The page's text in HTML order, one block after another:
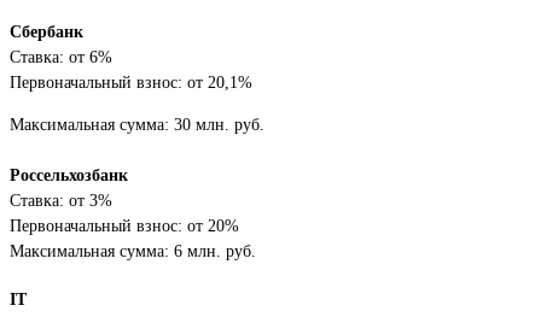
Сбербанк
Ставка: от 6%
Первоначальный взнос: от 20,1%
Максимальная сумма: 30 млн. руб.
Россельхозбанк
Ставка: от 3%
Первоначальный взнос: от 20%
Максимальная сумма: 6 млн. руб.
IT